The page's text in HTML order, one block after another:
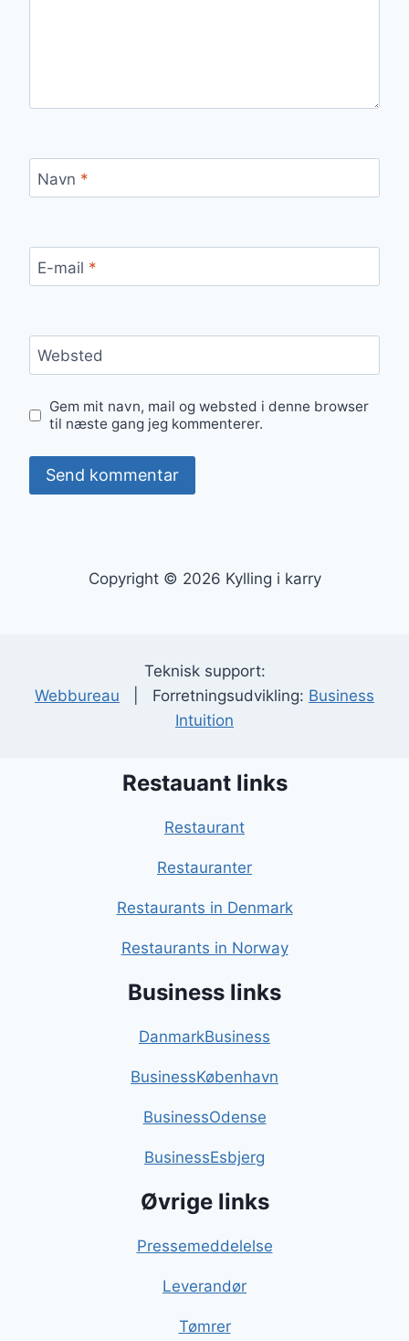
Navn *
E-mail *
Websted
Gem mit navn, mail og websted i denne browser
til næste gang jeg kommenterer.
Copyright © 2026 Kylling i karry
Teknisk support:
Webbureau | Forretningsudvikling: Business
Intuition
Restauant links
Restaurant
Restauranter
Restaurants in Denmark
Restaurants in Norway
Business links
DanmarkBusiness
BusinessKøbenhavn
BusinessOdense
BusinessEsbjerg
Øvrige links
Pressemeddelelse
Leverandør
Tømrer